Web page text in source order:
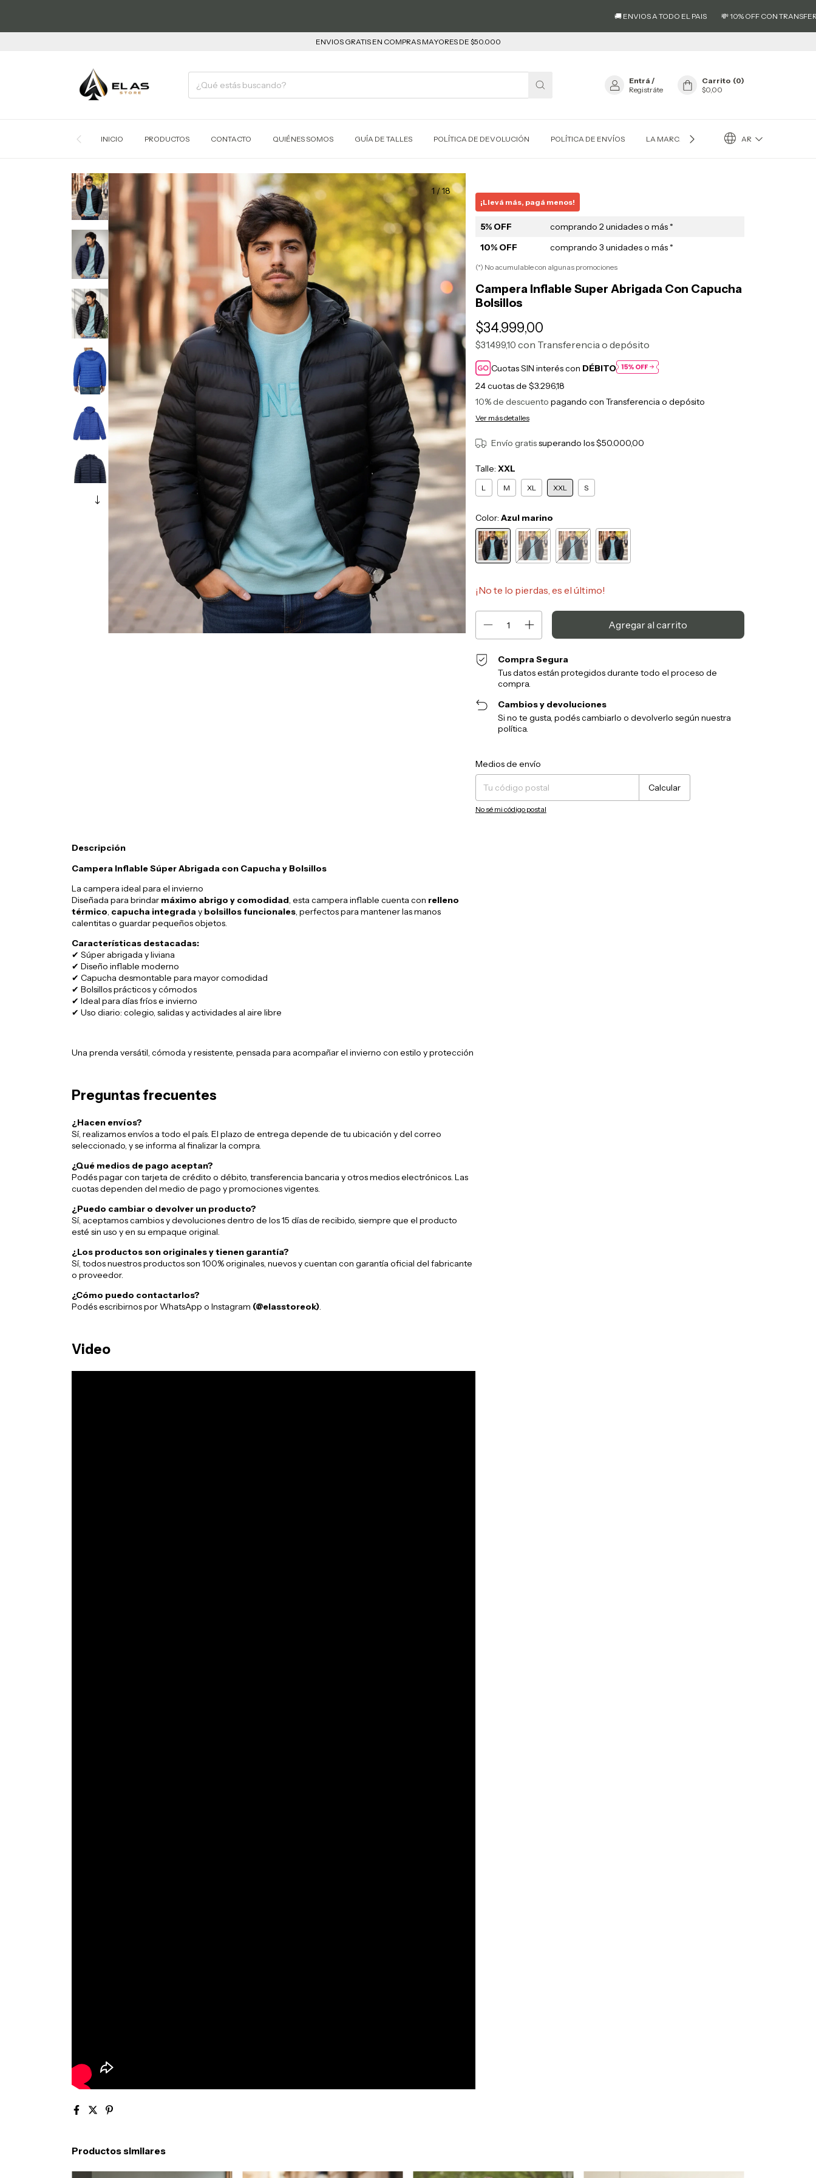
🚚 ENVIOS A TODO EL PAIS 💸 10% OFF CON TRANSFERENCIA 💳
ENVIOS GRATIS EN COMPRAS MAYORES DE $50.000
Entrá /
Registráte
Carrito (0)
$0,00
INICIO PRODUCTOS CONTACTO QUIÉNES SOMOS GUÍA DE TALLES POLÍTICA DE DEVOLUCIÓN POLÍTICA DE ENVÍOS LA MARCA EL AS® RESEÑAS
AR
1 /18
¡Llevá más, pagá menos!
5% OFF
comprando 2 unidades o más *
10% OFF
comprando 3 unidades o más *
(*) No acumulable con algunas promociones
Campera Inflable Super Abrigada Con Capucha
Bolsillos
$34.999,00
$31.499,10 con Transferencia o depósito
Cuotas SIN interés con DÉBITO
24cuotas de $3.296,18
10% de descuento pagando con Transferencia o depósito
Ver más detalles
Envío gratissuperando los$50.000,00
Talle: XXL
L M XL XXL S
Color: Azul marino
¡No te lo pierdas, es el último!
Compra Segura
Tus datos están protegidos durante todo el proceso de
compra.
Cambios y devoluciones
Si no te gusta, podés cambiarlo o devolverlo según nuestra
política.
Entregas para el CP:
Medios de envío
Calcular
No sé mi código postal
Descripción
Campera Inflable Súper Abrigada con Capucha y Bolsillos
La campera ideal para el invierno
Diseñada para brindar máximo abrigo y comodidad, esta campera inflable cuenta con relleno
térmico, capucha integraday bolsillos funcionales, perfectos para mantener las manos
calentitas o guardar pequeños objetos.
Características destacadas:
✔ Súper abrigada y liviana
✔ Diseño inflable moderno
✔ Capucha desmontable para mayor comodidad
✔ Bolsillos prácticos y cómodos
✔ Ideal para días fríos e invierno
✔ Uso diario: colegio, salidas y actividades al aire libre
Una prenda versátil, cómoda y resistente, pensada para acompañar el invierno con estilo y protección
Preguntas frecuentes
¿Hacen envíos?
Sí, realizamos envíos a todo el país. El plazo de entrega depende de tu ubicación y del correo
seleccionado, y se informa al finalizar la compra.
¿Qué medios de pago aceptan?
Podés pagar con tarjeta de crédito o débito, transferencia bancaria y otros medios electrónicos. Las
cuotas dependen del medio de pago y promociones vigentes.
¿Puedo cambiar o devolver un producto?
Sí, aceptamos cambios y devoluciones dentro de los 15 días de recibido, siempre que el producto
esté sin uso y en su empaque original.
¿Los productos son originales y tienen garantía?
Sí, todos nuestros productos son 100% originales, nuevos y cuentan con garantía oficial del fabricante
o proveedor.
¿Cómo puedo contactarlos?
Podés escribirnos por WhatsApp o Instagram (@elasstoreok).
Video
Productos similares